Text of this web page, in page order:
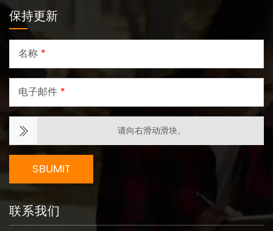
保持更新
名称 *
电子邮件 *
请向右滑动滑块。
SBUMIT
联系我们